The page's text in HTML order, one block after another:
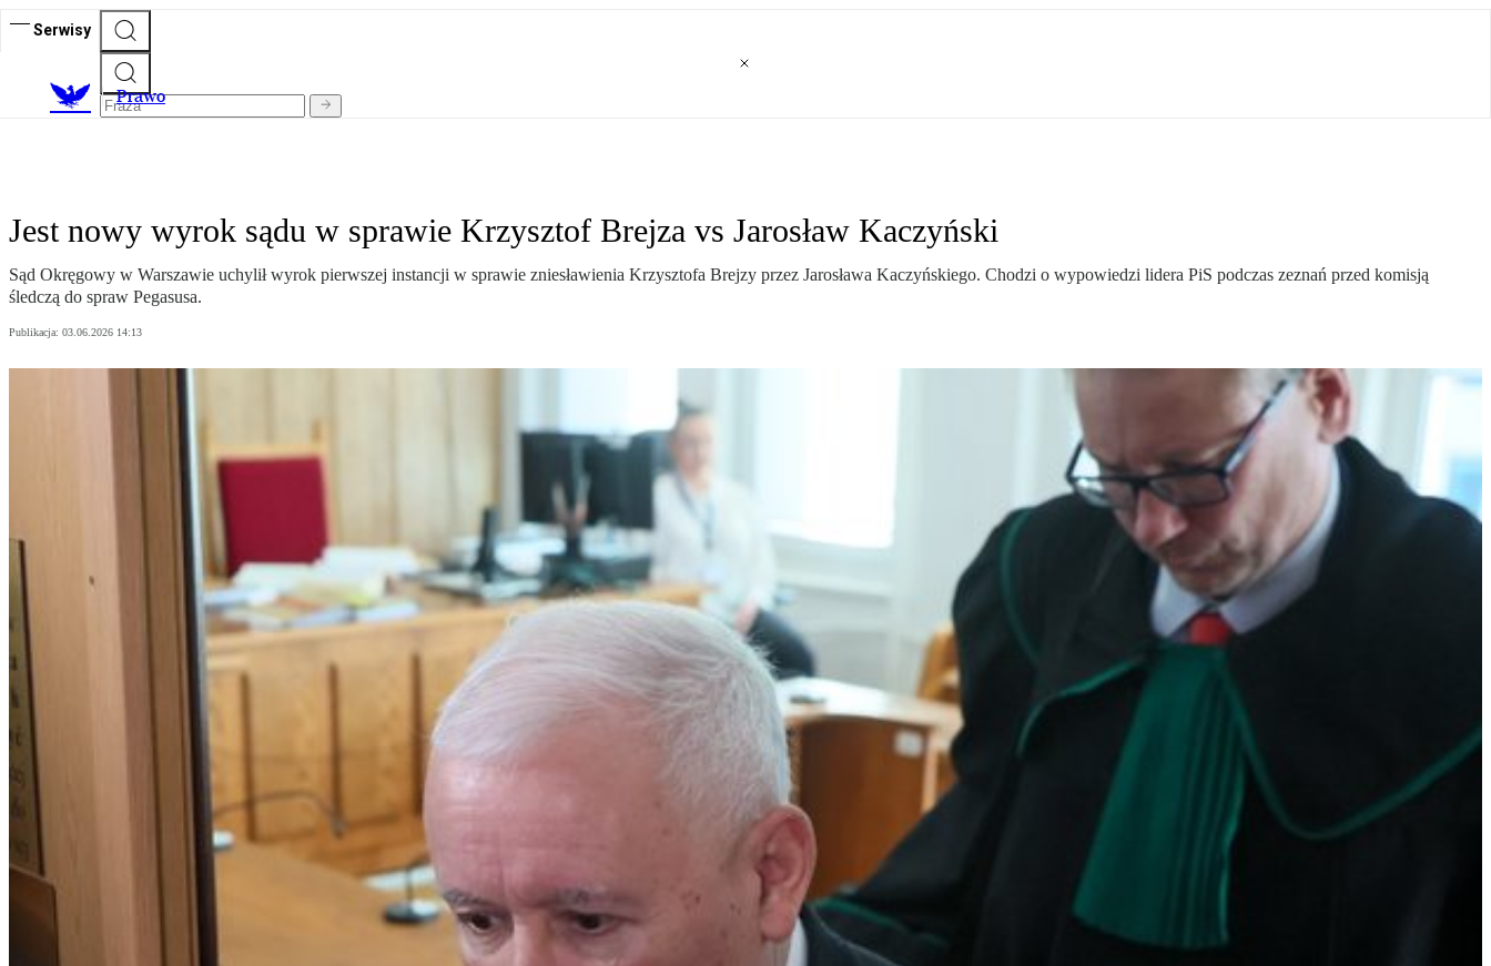
Serwisy
Prawo
Jest nowy wyrok sądu w sprawie Krzysztof Brejza vs Jarosław Kaczyński
Sąd Okręgowy w Warszawie uchylił wyrok pierwszej instancji w sprawie zniesławienia Krzysztofa Brejzy przez Jarosława Kaczyńskiego. Chodzi o wypowiedzi lidera PiS podczas zeznań przed komisją
śledczą do spraw Pegasusa.
Publikacja: 03.06.2026 14:13